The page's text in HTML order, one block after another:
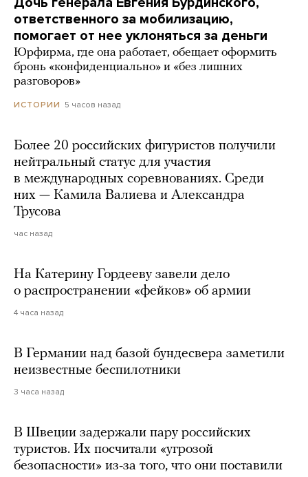
ответственного за мобилизацию,
помогает от нее уклоняться за деньги
Юрфирма, где она работает, обещает оформить
бронь «конфиденциально» и «без лишних
разговоров»
ИСТОРИИ 5 часов назад
Более 20 российских фигуристов получили
нейтральный статус для участия
в международных соревнованиях. Среди
них — Камила Валиева и Александра
Трусова
час назад
На Катерину Гордееву завели дело
о распространении «фейков» об армии
4 часа назад
В Германии над базой бундесвера заметили
неизвестные беспилотники
3 часа назад
В Швеции задержали пару российских
туристов. Их посчитали «угрозой
безопасности» из-за того, что они поставили